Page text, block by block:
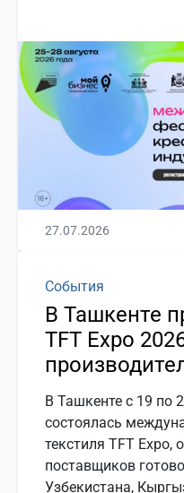
27.07.2026
События
В Ташкенте
TFT Expo
В Ташкенте с 19 по
состоялась
текстиля TFT Expo,
поставщиков
Узбекистана,